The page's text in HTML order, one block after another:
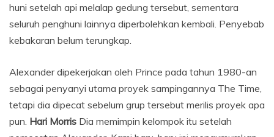
huni setelah api melalap gedung tersebut, sementara
seluruh penghuni lainnya diperbolehkan kembali. Penyebab
kebakaran belum terungkap.
Alexander dipekerjakan oleh Prince pada tahun 1980-an
sebagai penyanyi utama proyek sampingannya The Time,
tetapi dia dipecat sebelum grup tersebut merilis proyek apa
pun. Hari Morris Dia memimpin kelompok itu setelah